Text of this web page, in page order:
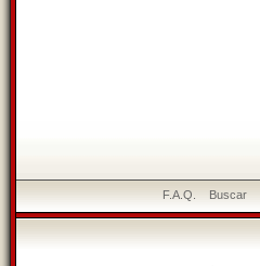
F.A.Q. Buscar